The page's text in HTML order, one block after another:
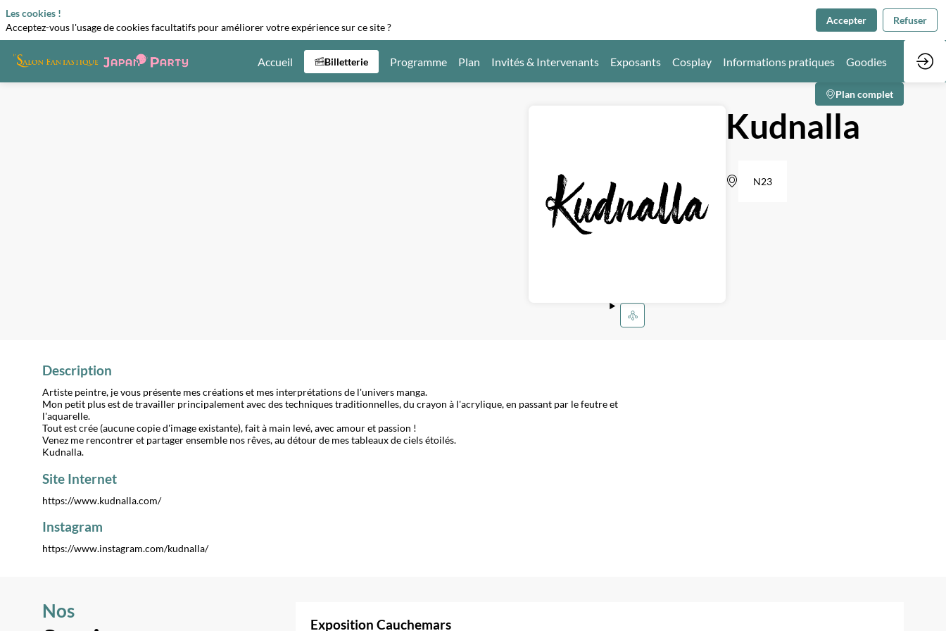
Accueil Billetterie Programme Plan Invités & Intervenants Exposants Cosplay Informations pratiques Goodies
Plan complet
Kudnalla
N23
Description
Artiste peintre, je vous présente mes créations et mes interprétations de l'univers manga.
Mon petit plus est de travailler principalement avec des techniques traditionnelles, du crayon à l'acrylique, en passant par le feutre et
l'aquarelle.
Tout est crée (aucune copie d'image existante), fait à main levé, avec amour et passion !
Venez me rencontrer et partager ensemble nos rêves, au détour de mes tableaux de ciels étoilés.
Kudnalla.
Site Internet
https://www.kudnalla.com/
Instagram
https://www.instagram.com/kudnalla/
Nos
Exposition Cauchemars
Les cookies !
Acceptez-vous l'usage de cookies facultatifs pour améliorer votre expérience sur ce site ?
Accepter Refuser